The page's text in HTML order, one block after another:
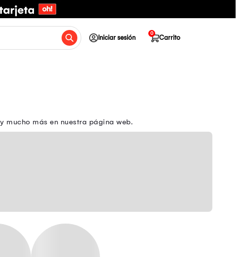
Iniciar sesión Carrito
0
mucho más en nuestra página web.